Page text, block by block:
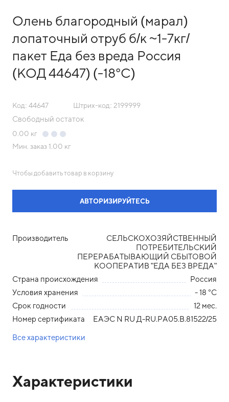
Олень благородный (марал)
лопаточный отруб б/к ~1-7кг/
пакет Еда без вреда Россия
(КОД 44647) (-18°С)
Код: 44647 Штрих-код: 2199999
Свободный остаток
0.00 кг
Мин. заказ 1.00 кг
Чтобы добавить товар в корзину
АВТОРИЗИРУЙТЕСЬ
Производитель
СЕЛЬСКОХОЗЯЙСТВЕННЫЙ
ПОТРЕБИТЕЛЬСКИЙ
ПЕРЕРАБАТЫВАЮЩИЙ СБЫТОВОЙ
КООПЕРАТИВ "ЕДА БЕЗ ВРЕДА"
Страна происхождения
Россия
Условия хранения
- 18 °С
Срок годности
12 мес.
Номер сертификата
ЕАЭС N RU Д-RU.РА05.В.81522/25
Все характеристики
Характеристики